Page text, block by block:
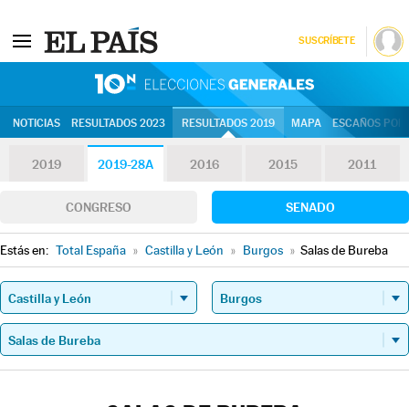
SUSCRÍBETE
NOTICIAS RESULTADOS 2023 RESULTADOS 2019 MAPA ESCAÑOS
2019 2019-28A 2016 2015 2011
CONGRESO SENADO
Estás en: Total España » Castilla y León » Burgos » Salas de Bureba